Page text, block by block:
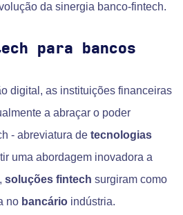
da sinergia banco-fintech.
para bancos
digital, as instituições financeiras
a abraçar o poder
- abreviatura de tecnologias
uma abordagem inovadora a
soluções fintech surgiram como
no bancário indústria.